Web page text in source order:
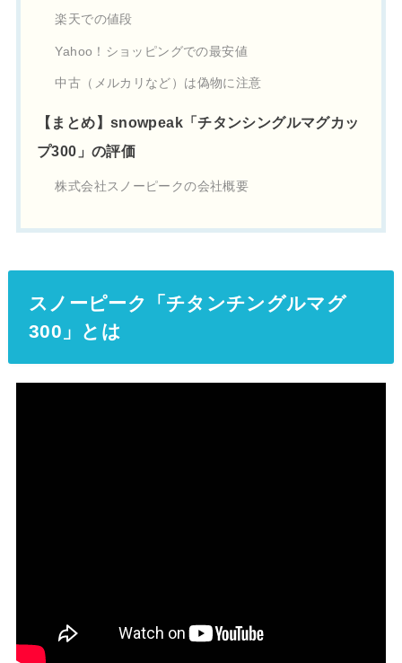
楽天での値段
Yahoo！ショッピングでの最安値
中古（メルカリなど）は偽物に注意
【まとめ】snowpeak「チタンシングルマグカッ
プ300」の評価
株式会社スノーピークの会社概要
スノーピーク「チタンチングルマグ
300」とは